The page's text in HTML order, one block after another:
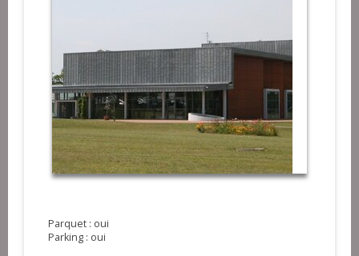
Parquet : oui
Parking : oui